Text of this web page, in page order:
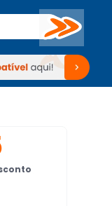
Buscar
TV Venda no KaBuM!
no KaBuM!